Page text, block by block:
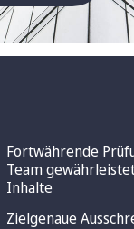
Fortwährende
Team
Inhalte
Zielgenaue